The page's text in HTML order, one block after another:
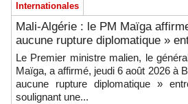
Internationales
Mali-Algérie : le PM Maïga
aucune rupture diplomatique »
Le Premier ministre malien, le
Maïga, a affirmé, jeudi 6 août 2026 à
aucune rupture diplomatique »
soulignant une...